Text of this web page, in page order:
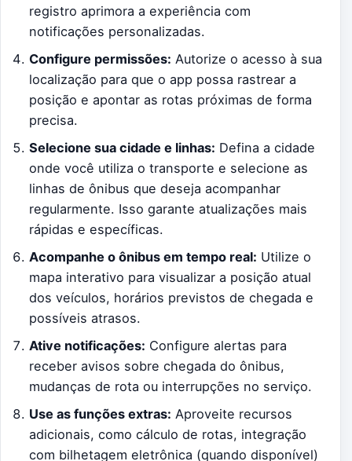
registro aprimora a experiência com
notificações personalizadas.
Configure permissões: Autorize o acesso à sua
localização para que o app possa rastrear a
posição e apontar as rotas próximas de forma
precisa.
Selecione sua cidade e linhas: Defina a cidade
onde você utiliza o transporte e selecione as
linhas de ônibus que deseja acompanhar
regularmente. Isso garante atualizações mais
rápidas e específicas.
Acompanhe o ônibus em tempo real: Utilize o
mapa interativo para visualizar a posição atual
dos veículos, horários previstos de chegada e
possíveis atrasos.
Ative notificações: Configure alertas para
receber avisos sobre chegada do ônibus,
mudanças de rota ou interrupções no serviço.
Use as funções extras: Aproveite recursos
adicionais, como cálculo de rotas, integração
com bilhetagem eletrônica (quando disponível)